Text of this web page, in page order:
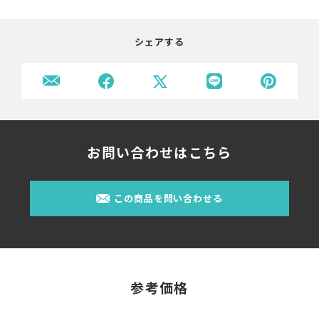
シェアする
お問い合わせはこちら
この商品を問い合わせる
参考価格